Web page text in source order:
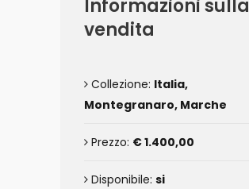
Informazioni sulla
vendita
Collezione: Italia,
Montegranaro, Marche
Prezzo: € 1.400,00
Disponibile: si